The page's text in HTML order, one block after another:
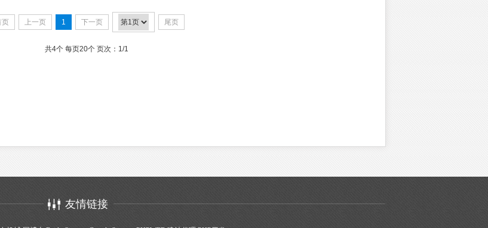
页 上一页 1 下一页 尾页
共4个 每页20个 页次：1/1
友情链接